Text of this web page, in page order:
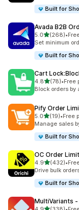
Built for
Avada B2B
5.0เต็ม 5 ดาว
(268)
ทั้งหมด 268 รีวิว
•
Set minimum
Built for
Cart
4.8เต็ม 5 ดาว
(78)
ทั้งหมด 78 รีวิว
•Free
Block orders by
Pify Order
5.0เต็ม 5 ดาว
(19)
ทั้งหมด 19 รีวิว
•Free
Manage sales
Built for
OC Order
4.9เต็ม 5 ดาว
(432)
ทั้งหมด 432 รีวิว
•
Drive bulk
Built for
MultiVariants
เต็ม 5 ดาว